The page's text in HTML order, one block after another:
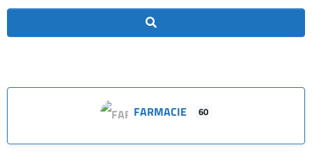
FARMACIE 60